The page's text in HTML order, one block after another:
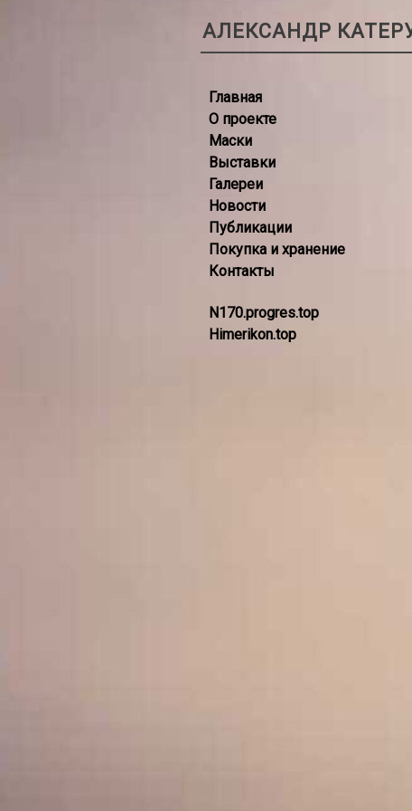
АЛЕКСАНДР
Главная
О проекте
Маски
Выставки
Галереи
Новости
Публикации
Покупка и хранение
Контакты
N170.progres.top
Himerikon.top